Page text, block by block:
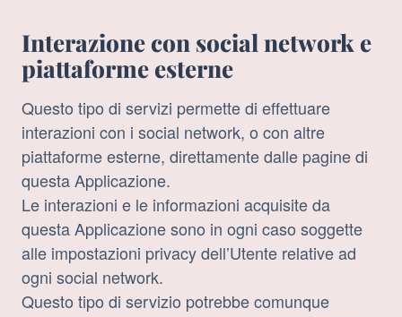
Interazione con social network e
piattaforme esterne
Questo tipo di servizi permette di effettuare
interazioni con i social network, o con altre
piattaforme esterne, direttamente dalle pagine di
questa Applicazione.
Le interazioni e le informazioni acquisite da
questa Applicazione sono in ogni caso soggette
alle impostazioni privacy dell’Utente relative ad
ogni social network.
Questo tipo di servizio potrebbe comunque